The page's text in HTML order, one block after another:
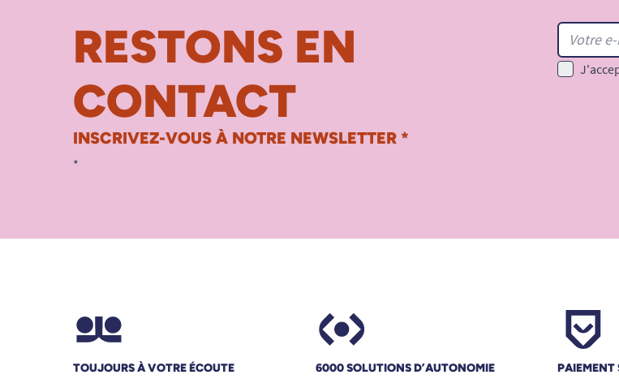
RESTONS EN
CONTACT
INSCRIVEZ-VOUS À NOTRE NEWSLETTER *
*
TOUJOURS À VOTRE ÉCOUTE 6000 SOLUTIONS D’AUTONOMIE PAIEMENT